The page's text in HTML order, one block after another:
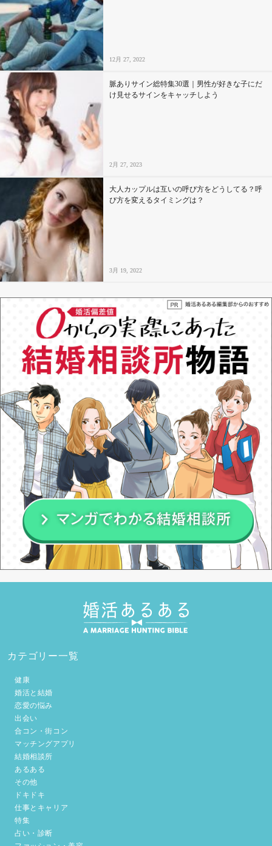
12月 27, 2022
脈ありサイン総特集30選｜男性が好きな子にだ
け見せるサインをキャッチしよう
2月 27, 2023
大人カップルは互いの呼び方をどうしてる？呼
び方を変えるタイミングは？
3月 19, 2022
カテゴリー一覧
健康
婚活と結婚
恋愛の悩み
出会い
合コン・街コン
マッチングアプリ
結婚相談所
あるある
その他
ドキドキ
仕事とキャリア
特集
占い・診断